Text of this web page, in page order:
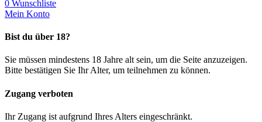
0 Wunschliste
Mein Konto
Bist du über 18?
Sie müssen mindestens 18 Jahre alt sein, um die Seite anzuzeigen.
Bitte bestätigen Sie Ihr Alter, um teilnehmen zu können.
Zugang verboten
Ihr Zugang ist aufgrund Ihres Alters eingeschränkt.